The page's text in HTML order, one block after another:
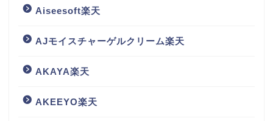
Aiseesoft楽天
AJモイスチャーゲルクリーム楽天
AKAYA楽天
AKEEYO楽天